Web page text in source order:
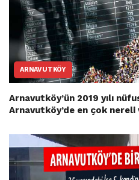
ARNAVUTKÖY
Arnavutköy’ün 2019 yılı
Arnavutköy’de en çok nereli